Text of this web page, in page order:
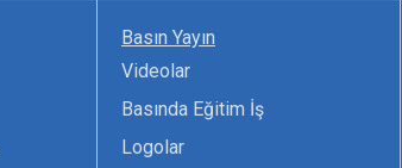
Basın Yayın
Videolar
Basında Eğitim İş
Logolar